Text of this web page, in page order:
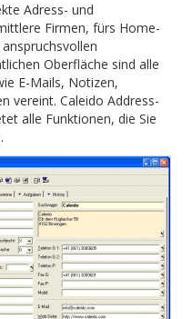
Adress- und
Firmen, fürs Home-
Oberfläche sind alle
E-Mails, Notizen,
vereint. Caleido Address-
alle Funktionen, die Sie